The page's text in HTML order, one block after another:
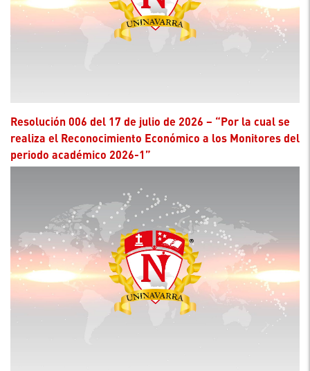
Resolución 006 del 17 de julio de 2026 – “Por la cual se
realiza el Reconocimiento Económico a los Monitores del
periodo académico 2026-1”